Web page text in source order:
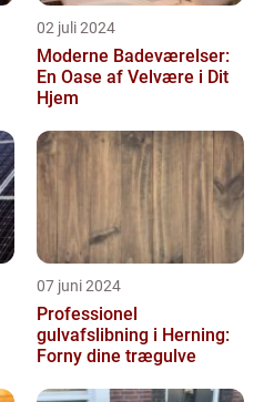
02 juli 2024
Moderne Badeværelser:
En Oase af Velvære i Dit
Hjem
07 juni 2024
Professionel
gulvafslibning i Herning:
Forny dine trægulve